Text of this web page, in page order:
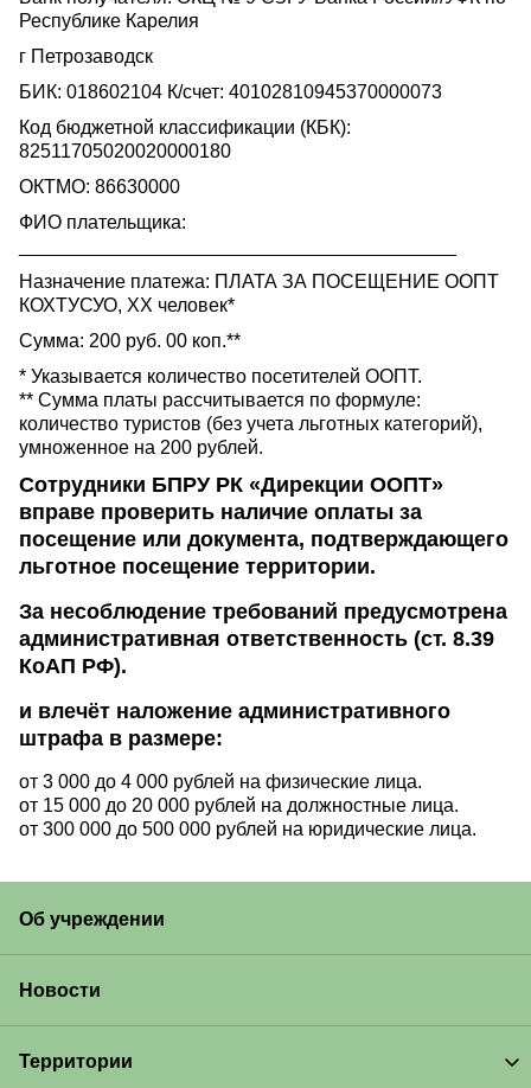
Республике Карелия
г Петрозаводск
БИК: 018602104 К/счет: 40102810945370000073
Код бюджетной классификации (КБК):
82511705020020000180
ОКТМО: 86630000
ФИО плательщика:
Назначение платежа: ПЛАТА ЗА ПОСЕЩЕНИЕ ООПТ
КОХТУСУО, ХХ человек*
Сумма: 200 руб. 00 коп.**
* Указывается количество посетителей ООПТ.
** Сумма платы рассчитывается по формуле:
количество туристов (без учета льготных категорий),
умноженное на 200 рублей.
Сотрудники БПРУ РК «Дирекции ООПТ»
вправе проверить наличие оплаты за
посещение или документа, подтверждающего
льготное посещение территории.
За несоблюдение требований предусмотрена
административная ответственность (ст. 8.39
КоАП РФ).
и влечёт наложение административного
штрафа в размере:
от 3 000 до 4 000 рублей на физические лица.
от 15 000 до 20 000 рублей на должностные лица.
от 300 000 до 500 000 рублей на юридические лица.
Об учреждении
Новости
Территории